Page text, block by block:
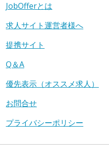
JobOfferとは
求人サイト運営者様へ
提携サイト
Q＆A
優先表示（オススメ求人）
お問合せ
プライバシーポリシー